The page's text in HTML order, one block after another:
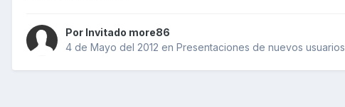
Por Invitado more86
4 de Mayo del 2012 en Presentaciones de nuevos usuarios